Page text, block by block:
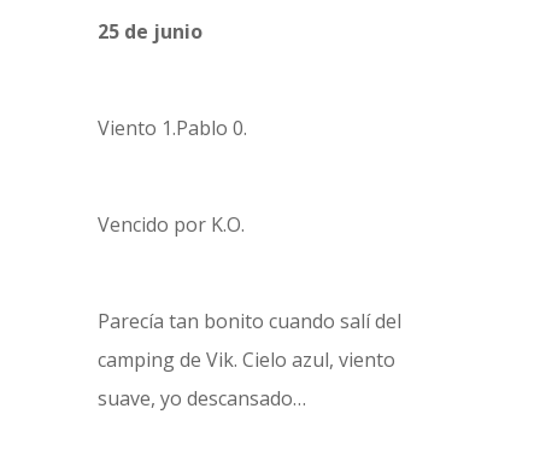
25 de junio
Viento 1.Pablo 0.
Vencido por K.O.
Parecía tan bonito cuando salí del
camping de Vik. Cielo azul, viento
suave, yo descansado…